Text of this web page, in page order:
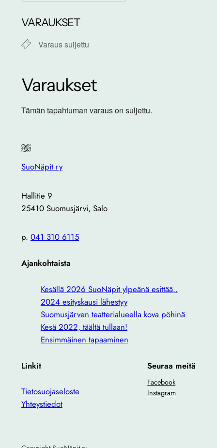
VARAUKSET
Varaus suljettu
Varaukset
Tämän tapahtuman varaus on suljettu.
SuoNäpit ry
Hallitie 9
25410 Suomusjärvi, Salo
p. 041 310 6115
Ajankohtaista
Kesällä 2026 SuoNäpit ylpeänä esittää..
2024 esityskausi lähestyy
Suomusjärven teatterialueella kova pöhinä
Kesä 2022, täältä tullaan!
Ensimmäinen tapaaminen
Linkit
Tietosuojaseloste
Yhteystiedot
Seuraa meitä
Facebook
Instagram